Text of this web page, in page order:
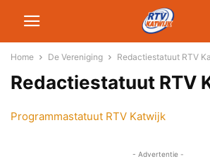
Home De Vereniging Redactiestatuut RTV
Redactiestatuut RTV
Programmastatuut RTV Katwijk
- Advertentie -